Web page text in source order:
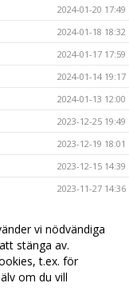
2024-01-20 17:49
2024-01-18 18:32
2024-01-17 17:59
2024-01-14 19:17
2024-01-13 12:00
2023-12-25 19:49
2023-12-19 18:01
2023-12-15 14:39
2023-11-27 14:36
tack 2023-11-13 12:00
tredje
2023-09-23 08:00
vi nödvändiga
stänga av.
t.ex. för
om du vill